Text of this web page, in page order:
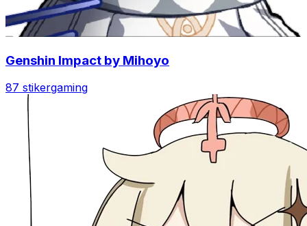
Genshin Impact by Mihoyo
87 stikergaming